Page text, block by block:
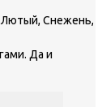
Лютый, Снежень,
Да и